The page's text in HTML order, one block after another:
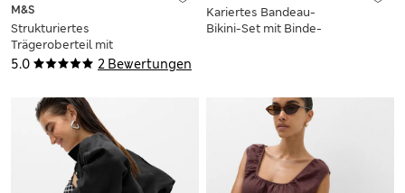
5.0 2 Bewertungen
M&S
Strukturiertes
Trägeroberteil mit
V-Ausschnitt, Perlen
Kariertes Bandeau-
Bikini-Set mit Binde-